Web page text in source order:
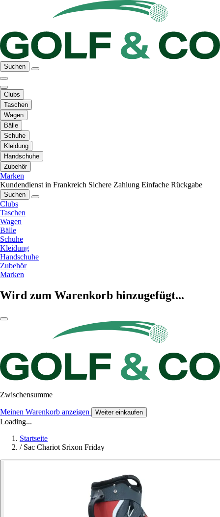
Suchen
Clubs
Taschen
Wagen
Bälle
Schuhe
Kleidung
Handschuhe
Zubehör
Marken
Kundendienst in Frankreich Sichere Zahlung Einfache Rückgabe
Suchen
Clubs
Taschen
Wagen
Bälle
Schuhe
Kleidung
Handschuhe
Zubehör
Marken
Wird zum Warenkorb hinzugefügt...
Zwischensumme
Meinen Warenkorb anzeigen Weiter einkaufen
Loading...
Startseite
/ Sac Chariot Srixon Friday